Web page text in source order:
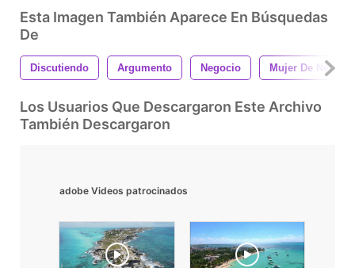
Esta Imagen También Aparece En Búsquedas
De
Discutiendo Argumento Negocio Mujer De
Los Usuarios Que Descargaron Este Archivo
También Descargaron
adobe Videos patrocinados